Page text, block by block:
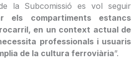
la Subcomissió es vol seguir
els compartiments estancs
en un context actual de
professionals i usuaris
de la cultura ferroviària”.